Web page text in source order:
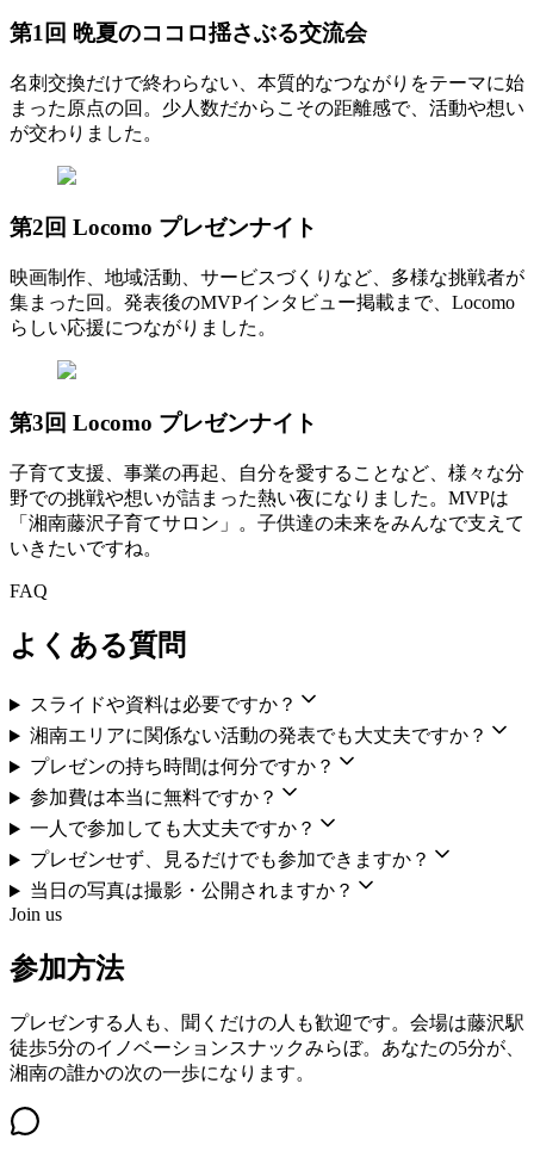
第1回 晩夏のココロ揺さぶる交流会
名刺交換だけで終わらない、本質的なつながりをテーマに始
まった原点の回。少人数だからこその距離感で、活動や想い
が交わりました。
第2回 Locomo プレゼンナイト
映画制作、地域活動、サービスづくりなど、多様な挑戦者が
集まった回。発表後のMVPインタビュー掲載まで、Locomo
らしい応援につながりました。
第3回 Locomo プレゼンナイト
子育て支援、事業の再起、自分を愛することなど、様々な分
野での挑戦や想いが詰まった熱い夜になりました。MVPは
「湘南藤沢子育てサロン」。子供達の未来をみんなで支えて
いきたいですね。
FAQ
よくある質問
スライドや資料は必要ですか？
湘南エリアに関係ない活動の発表でも大丈夫ですか？
プレゼンの持ち時間は何分ですか？
参加費は本当に無料ですか？
一人で参加しても大丈夫ですか？
プレゼンせず、見るだけでも参加できますか？
当日の写真は撮影・公開されますか？
Join us
参加方法
プレゼンする人も、聞くだけの人も歓迎です。会場は藤沢駅
徒歩5分のイノベーションスナックみらぼ。あなたの5分が、
湘南の誰かの次の一歩になります。